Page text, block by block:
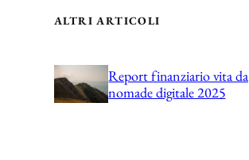
ALTRI ARTICOLI
Report finanziario vita da
nomade digitale 2025